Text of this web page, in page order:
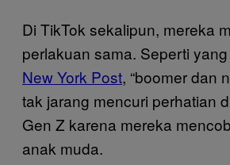
Di TikTok sekalipun, mereka
perlakuan sama. Seperti
New York Post, “boomer dan
tak jarang mencuri perhatian
Gen Z karena mereka
anak muda.